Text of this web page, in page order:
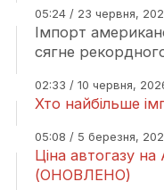
05:24 / 23 червня,
Імпорт
сягне
02:33 / 10 червня,
Хто найбільше
05:08 / 5 березня,
Ціна автогазу
(ОНОВЛЕНО)